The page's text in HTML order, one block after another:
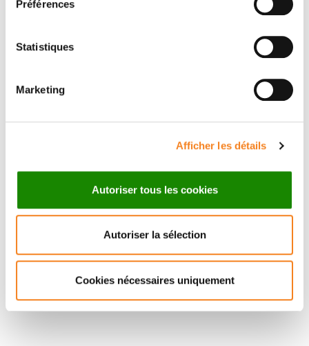
Préférences
Statistiques
Marketing
Afficher les détails
Autoriser tous les cookies
Autoriser la sélection
Cookies nécessaires uniquement
LEA